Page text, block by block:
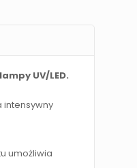
UV/LED.
intensywny
umożliwia